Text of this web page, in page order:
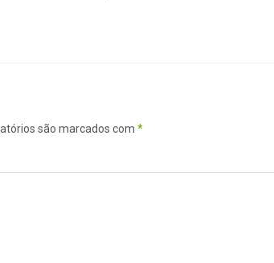
são marcados com *